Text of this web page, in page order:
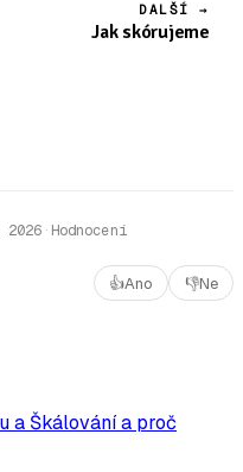
DALŠÍ →
Jak skórujeme
· Hodnocení
👍Ano 👎Ne
a Škálování a proč